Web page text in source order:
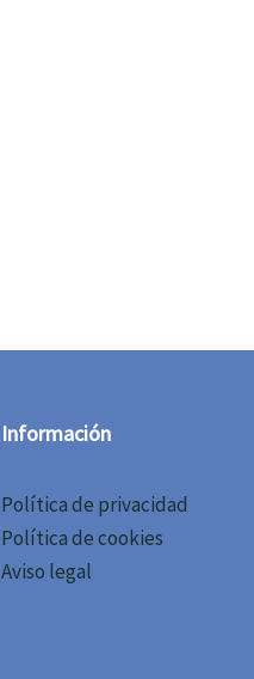
Información
Política de privacidad
Política de cookies
Aviso legal